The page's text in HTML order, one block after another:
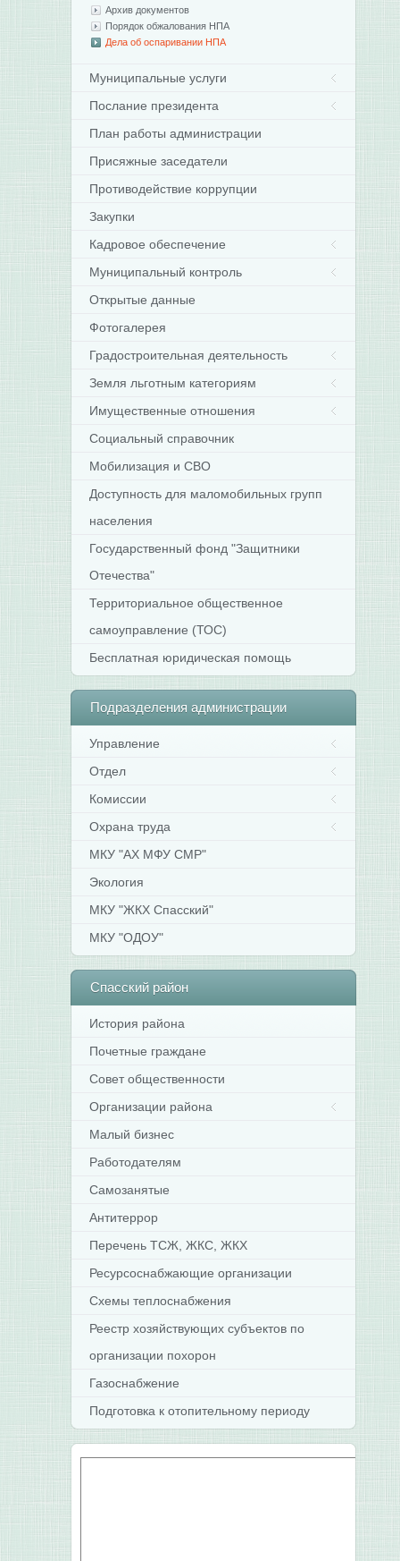
Архив документов
Порядок обжалования НПА
Дела об оспаривании НПА
Муниципальные услуги
Послание президента
План работы администрации
Присяжные заседатели
Противодействие коррупции
Закупки
Кадровое обеспечение
Муниципальный контроль
Открытые данные
Фотогалерея
Градостроительная деятельность
Земля льготным категориям
Имущественные отношения
Социальный справочник
Мобилизация и СВО
Доступность для маломобильных групп
населения
Государственный фонд "Защитники
Отечества"
Территориальное общественное
самоуправление (ТОС)
Бесплатная юридическая помощь
Подразделения администрации
Управление
Отдел
Комиссии
Охрана труда
МКУ "АХ МФУ СМР"
Экология
МКУ "ЖКХ Спасский"
МКУ "ОДОУ"
Спасскийрайон
История района
Почетные граждане
Совет общественности
Организации района
Малый бизнес
Работодателям
Самозанятые
Антитеррор
Перечень ТСЖ, ЖКС, ЖКХ
Ресурсоснабжающие организации
Схемы теплоснабжения
Реестр хозяйствующих субъектов по
организации похорон
Газоснабжение
Подготовка к отопительному периоду